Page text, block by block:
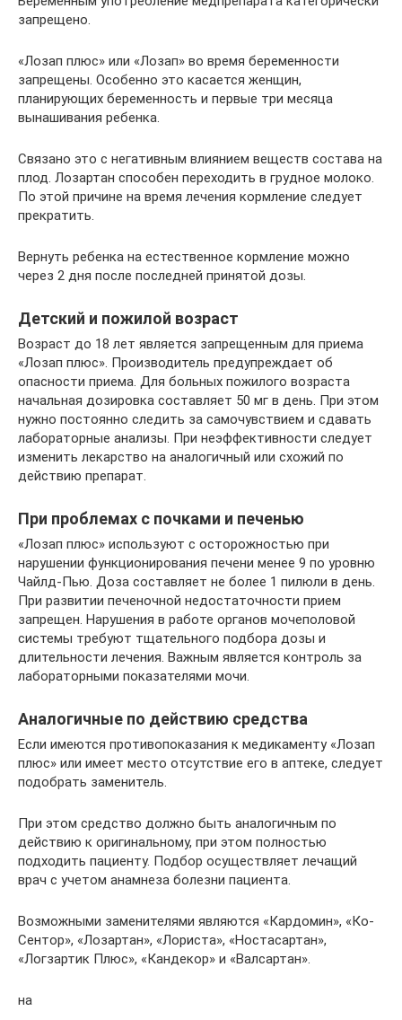
запрещено.
«Лозап плюс» или «Лозап» во время беременности
запрещены. Особенно это касается женщин,
планирующих беременность и первые три месяца
вынашивания ребенка.
Связано это с негативным влиянием веществ состава на
плод. Лозартан способен переходить в грудное молоко.
По этой причине на время лечения кормление следует
прекратить.
Вернуть ребенка на естественное кормление можно
через 2 дня после последней принятой дозы.
Детский и пожилой возраст
Возраст до 18 лет является запрещенным для приема
«Лозап плюс». Производитель предупреждает об
опасности приема. Для больных пожилого возраста
начальная дозировка составляет 50 мг в день. При этом
нужно постоянно следить за самочувствием и сдавать
лабораторные анализы. При неэффективности следует
изменить лекарство на аналогичный или схожий по
действию препарат.
При проблемах с почками и печенью
«Лозап плюс» используют с осторожностью при
нарушении функционирования печени менее 9 по уровню
Чайлд-Пью. Доза составляет не более 1 пилюли в день.
При развитии печеночной недостаточности прием
запрещен. Нарушения в работе органов мочеполовой
системы требуют тщательного подбора дозы и
длительности лечения. Важным является контроль за
лабораторными показателями мочи.
Аналогичные по действию средства
Если имеются противопоказания к медикаменту «Лозап
плюс» или имеет место отсутствие его в аптеке, следует
подобрать заменитель.
При этом средство должно быть аналогичным по
действию к оригинальному, при этом полностью
подходить пациенту. Подбор осуществляет лечащий
врач с учетом анамнеза болезни пациента.
Возможными заменителями являются «Кардомин», «Ко-
Сентор», «Лозартан», «Лориста», «Ностасартан»,
«Логзартик Плюс», «Кандекор» и «Валсартан».
на